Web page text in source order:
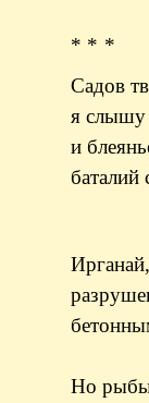
* * *
Садов
я слышу
и
баталий
я
Ирганай,
Но